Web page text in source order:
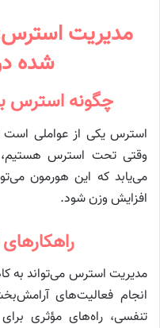
مدیریت
شده
چگونه استرس
استرس یکی از عواملی است
وقتی تحت استرس هستیم،
می‌یابد که این هورمون
افزایش وزن شود.
مدیریت استرس می‌تواند
انجام فعالیت‌های
تنفسی، راه‌های مؤثری